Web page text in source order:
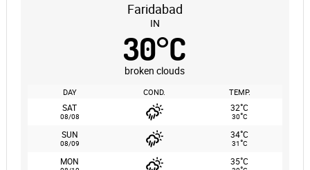
Faridabad
IN
30°C
broken clouds
DAY COND. TEMP.
SAT
08/08
32°C
30°C
SUN
08/09
34°C
31°C
MON 35°C